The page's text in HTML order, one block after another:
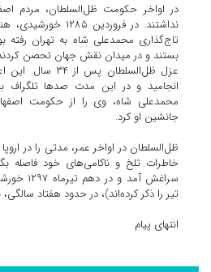
در اواخر حکومت ظل‌السلطان، مردم
نداشتند. در فروردین
تاج‌گذاری محمدعلی شاه به تهران رفته
بستند و در میدان نقش جهان تحصن
عزل ظل‌السلطان
انجامید و در این مدت صدها تلگراف
محمدعلی شاه، وی را از حکومت
جانشین او کرد.
ظل‌السلطان در اواخر عمر، مدتی را در
خاطرات تلخ و ناکامی‌های خود فاصله
سراغش
تیر را ذکر کرده‌اند)، در حدود هفتاد
انتهای پیام